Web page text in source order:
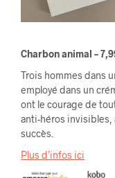
Charbon animal –
Trois hommes dans
employé dans un
ont le courage de
anti-héros invisibles,
succès.
Plus d’infos ici